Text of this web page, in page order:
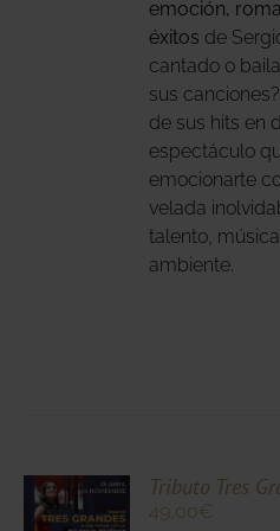
emoción,
éxitos de
cantado o
sus
de sus hits en
espectáculo
emocionarte
velada
talento,
ambiente.
Tributo Tres
49,00€